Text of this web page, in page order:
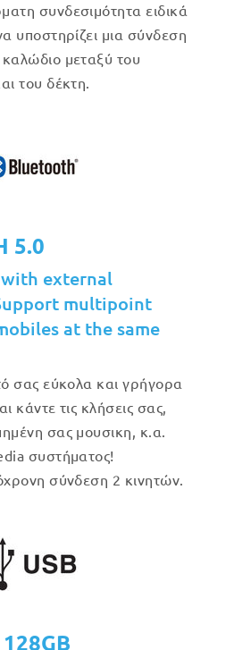
συνδεσιμότητα ειδικά
υποστηρίζει μια σύνδεση
μεταξύ του
του δέκτη.
5.0
external
multipoint
at the same
σας εύκολα και γρήγορα
κάντε τις κλήσεις σας,
σας μουσικη, κ.α.
συστήματος!
σύνδεση 2 κινητών.